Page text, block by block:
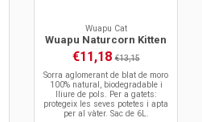
Wuapu Cat
Wuapu Naturcorn Kitten
€11,18€13,15
Sorra aglomerant de blat de moro
100% natural, biodegradable i
lliure de pols. Per a gatets:
protegeix les seves potetes i apta
per al vàter. Sac de 6L.